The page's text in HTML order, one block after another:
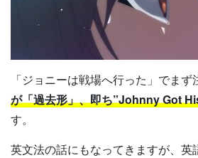
「ジョニーは戦場へ行った」でまず
が「過去形」、即ち”Johnny Got
す。
英文法の話にもなってきますが、英